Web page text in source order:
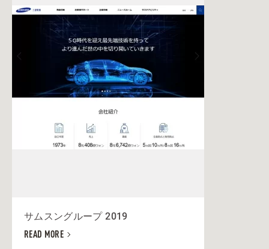
サムスングループ 2019
READ MORE